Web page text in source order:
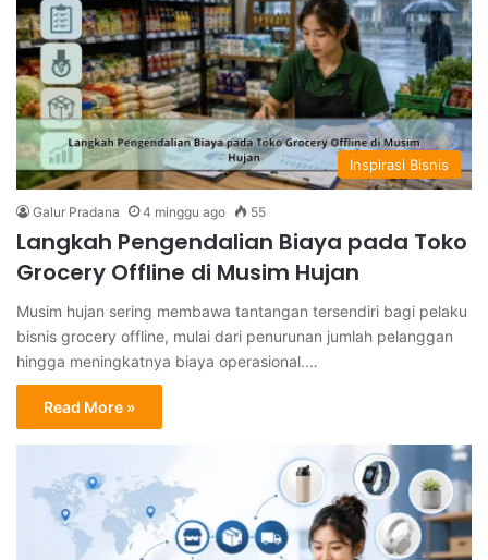
Inspirasi Bisnis
Galur Pradana 4 minggu ago 55
Langkah Pengendalian Biaya pada Toko
Grocery Offline di Musim Hujan
Musim hujan sering membawa tantangan tersendiri bagi pelaku
bisnis grocery offline, mulai dari penurunan jumlah pelanggan
hingga meningkatnya biaya operasional.…
Read More »